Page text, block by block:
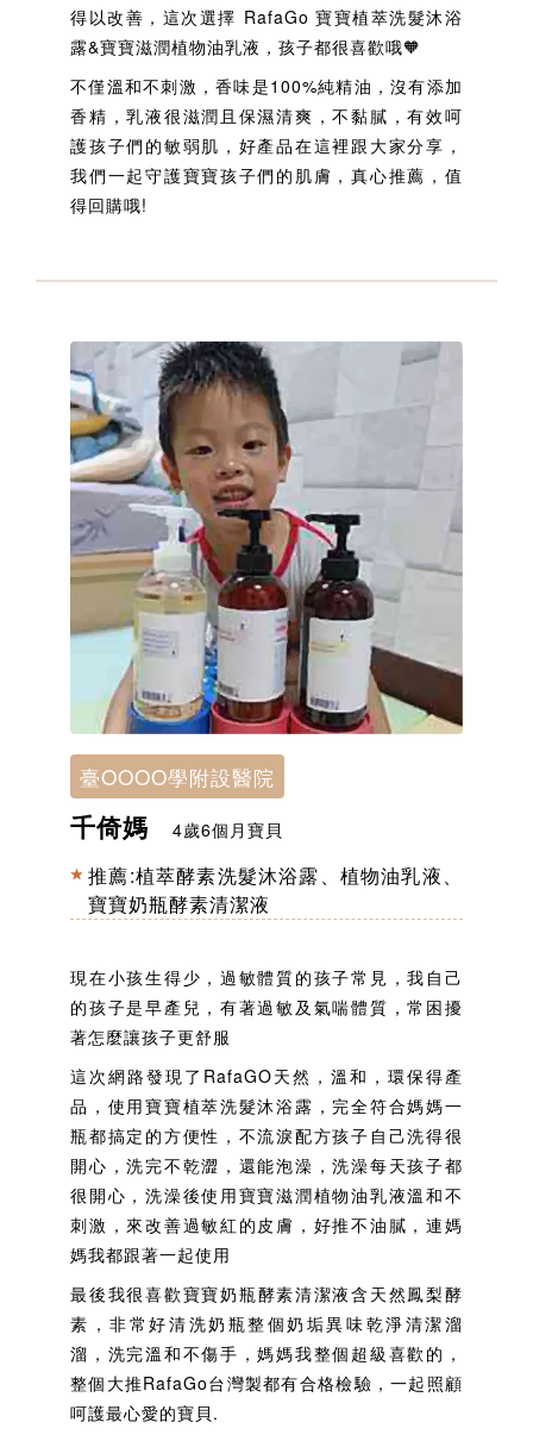
得以改善，這次選擇 RafaGo 寶寶植萃洗髮沐浴
露&寶寶滋潤植物油乳液，孩子都很喜歡哦🧡
不僅溫和不刺激，香味是100%純精油，沒有添加
香精，乳液很滋潤且保濕清爽，不黏膩，有效呵
護孩子們的敏弱肌，好產品在這裡跟大家分享，
我們一起守護寶寶孩子們的肌膚，真心推薦，值
得回購哦!
臺OOOO學附設醫院
千倚媽 4歲6個月寶貝
推薦:植萃酵素洗髮沐浴露 、 植物油乳液、
寶寶奶瓶酵素清潔液
現在小孩生得少，過敏體質的孩子常見，我自己
的孩子是早產兒，有著過敏及氣喘體質，常困擾
著怎麼讓孩子更舒服
這次網路發現了RafaGO天然，溫和，環保得產
品，使用寶寶植萃洗髮沐浴露，完全符合媽媽一
瓶都搞定的方便性，不流淚配方孩子自己洗得很
開心，洗完不乾澀，還能泡澡，洗澡每天孩子都
很開心，洗澡後使用寶寶滋潤植物油乳液溫和不
刺激，來改善過敏紅的皮膚，好推不油膩，連媽
媽我都跟著一起使用
最後我很喜歡寶寶奶瓶酵素清潔液含天然鳳梨酵
素，非常好清洗奶瓶整個奶垢異味乾淨清潔溜
溜，洗完溫和不傷手，媽媽我整個超級喜歡的，
整個大推RafaGo台灣製都有合格檢驗，一起照顧
呵護最心愛的寶貝.